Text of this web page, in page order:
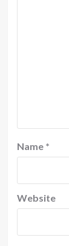
Name *
Website